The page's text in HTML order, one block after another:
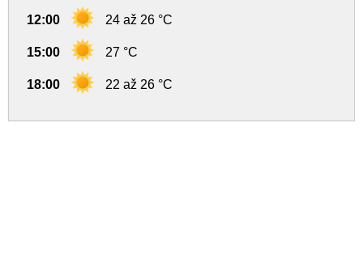
12:00 24 až 26 °C
15:00 27 °C
18:00 22 až 26 °C